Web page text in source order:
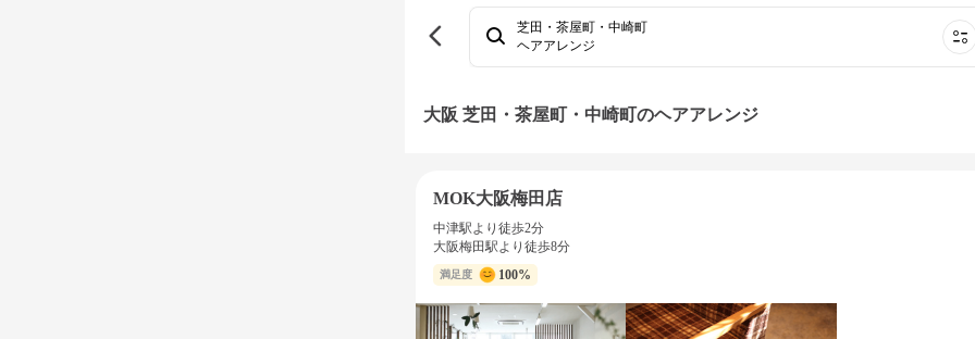
芝田・茶屋町・中崎町
ヘアアレンジ
大阪 芝田・茶屋町・中崎町のヘアアレンジ
MOK大阪梅田店
中津駅より徒歩2分
大阪梅田駅より徒歩8分
満足度 100%